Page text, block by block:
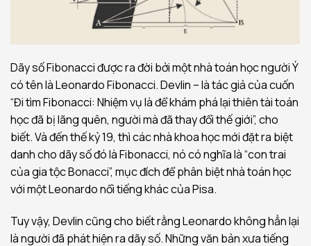
Dãy số Fibonacci được ra đời bởi một nhà toán học người Ý
có tên là Leonardo Fibonacci. Devlin – là tác giả của cuốn
“Đi tìm Fibonacci: Nhiệm vụ là để khám phá lại thiên tài toán
học đã bị lãng quên, người mà đã thay đổi thế giới”, cho
biết. Và đến thế kỷ 19, thì các nhà khoa học mới đặt ra biệt
danh cho dãy số đó là Fibonacci, nó có nghĩa là “con trai
của gia tộc Bonacci”, mục đích để phân biệt nhà toán học
với một Leonardo nổi tiếng khác của Pisa.
Tuy vậy, Devlin cũng cho biết rằng Leonardo không hẳn lại
là người đã phát hiện ra dãy số. Những văn bản xưa tiếng